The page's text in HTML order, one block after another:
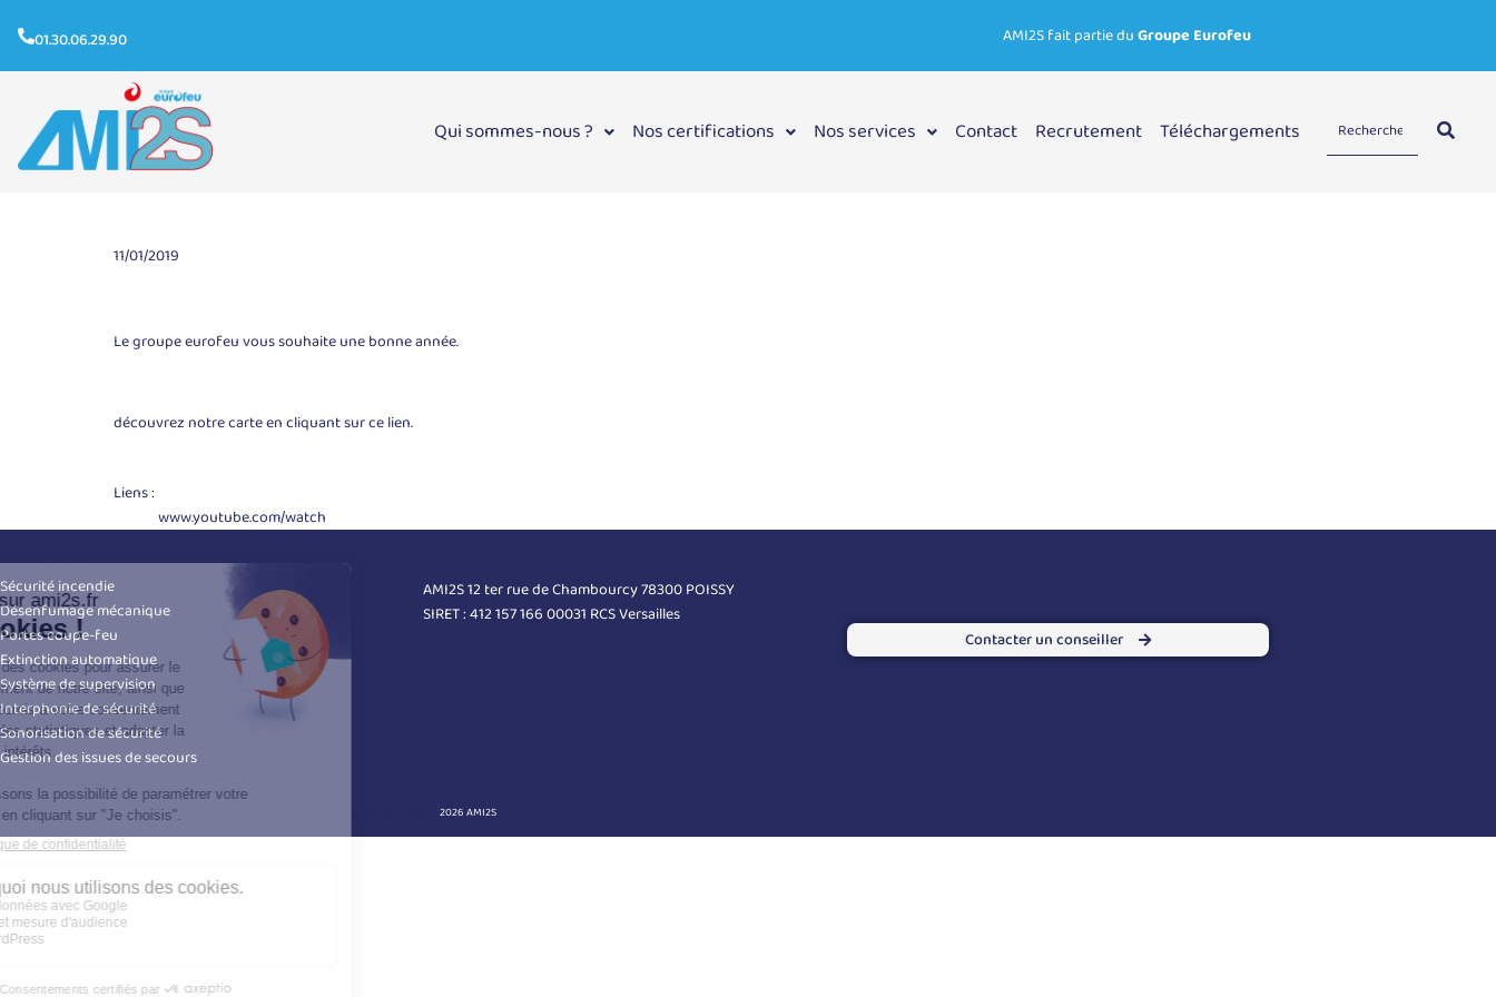
01.30.06.29.90 AMI2S fait partie duGroupe Eurofeu
Qui sommes-nous ? Nos certifications Nos services Contact Recrutement Téléchargements
11/01/2019
Le groupe eurofeu vous souhaite une bonne année.
découvrez notre carteen cliquant sur ce lien.
Liens :
www.youtube.com/watch
Nos services
Sécurité incendie
Désenfumage mécanique
Portes coupe-feu
Extinction automatique
Système de supervision
Interphonie de sécurité
Sonorisation de sécurité
Gestion des issues de secours
AMI2S 12 ter rue de Chambourcy 78300 POISSY
SIRET : 412 157 166 00031 RCS Versailles
Contacter un conseiller
Plan du site Mentions légales 2026 AMI2S